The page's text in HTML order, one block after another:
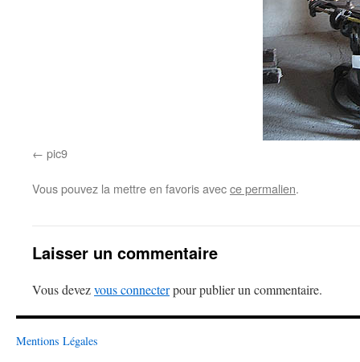
pic9
Vous pouvez la mettre en favoris avecce permalien.
Laisser un commentaire
Vous devezvous connecterpour publier un commentaire.
Mentions Légales